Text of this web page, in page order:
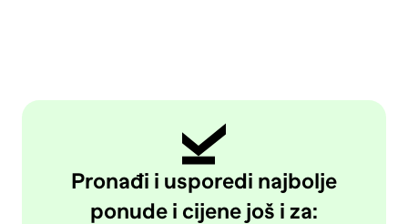
Pronađi i usporedi najbolje
ponude i cijene još i za: